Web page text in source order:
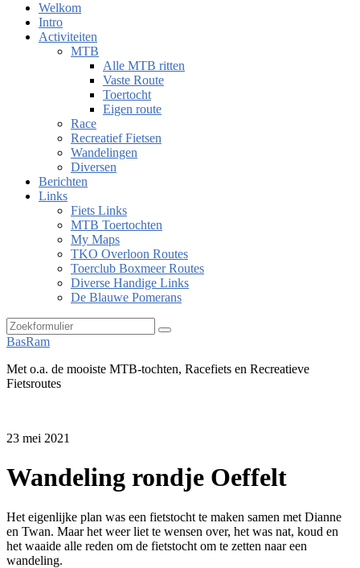
Welkom
Intro
Activiteiten
MTB
Alle MTB ritten
Vaste Route
Toertocht
Eigen route
Race
Recreatief Fietsen
Wandelingen
Diversen
Berichten
Links
Fiets Links
MTB Toertochten
My Maps
TKO Overloon Routes
Toerclub Boxmeer Routes
Diverse Handige Links
De Blauwe Pomerans
Zoeken
BasRam
Met o.a. de mooiste MTB-tochten, Racefiets en Recreatieve
Fietsroutes
23 mei 2021
Wandeling rondje Oeffelt
Het eigenlijke plan was een fietstocht te maken samen met Dianne
en Twan. Maar het weer liet te wensen over, het was nat, koud en
het waaide alle reden om de fietstocht om te zetten naar een
wandeling.